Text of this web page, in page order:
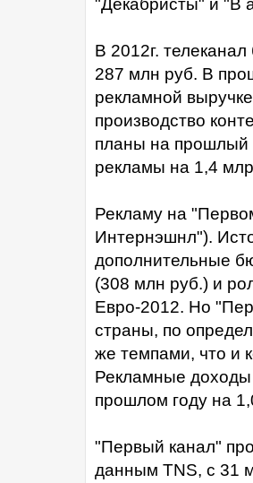
"Декабристы" и "В
В 2012г.
287 млн руб. В
рекламной
производство
планы на прошлый
рекламы на 1,4
Рекламу на
Интернэшнл").
дополнительные
(308 млн руб.) и
Евро-2012. Но
страны, по
же темпами, что и
Рекламные
прошлом году на
"Первый канал"
данным TNS, с 31